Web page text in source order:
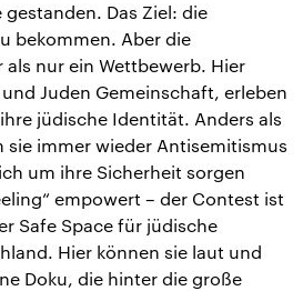
gestanden. Das Ziel: die
bekommen. Aber die
als nur ein Wettbewerb. Hier
Juden Gemeinschaft, erleben
jüdische Identität. Anders als
sie immer wieder Antisemitismus
um ihre Sicherheit sorgen
empowert – der Contest ist
Safe Space für jüdische
Hier können sie laut und
Doku, die hinter die große